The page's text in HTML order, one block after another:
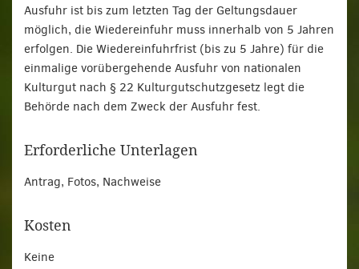
Ausfuhr ist bis zum letzten Tag der Geltungsdauer
möglich, die Wiedereinfuhr muss innerhalb von 5 Jahren
erfolgen. Die Wiedereinfuhrfrist (bis zu 5 Jahre) für die
einmalige vorübergehende Ausfuhr von nationalen
Kulturgut nach § 22 Kulturgutschutzgesetz legt die
Behörde nach dem Zweck der Ausfuhr fest.
Erforderliche Unterlagen
Antrag, Fotos, Nachweise
Kosten
Keine